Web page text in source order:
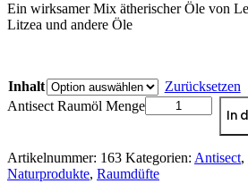
Ein wirksamer Mix ätherischer Öle von
Litzea und andere Öle
Inhalt
Zurücksetzen
Antisect Raumöl Menge
In
Artikelnummer: 163 Kategorien: Antisect,
Naturprodukte, Raumdüfte